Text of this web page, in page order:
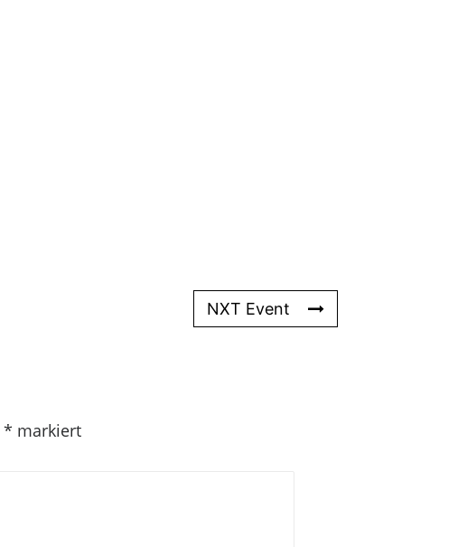
NXT Event
* markiert